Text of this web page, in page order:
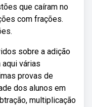
que caíram no
com frações.
sobre a adição
várias
provas de
dos alunos em
multiplicação